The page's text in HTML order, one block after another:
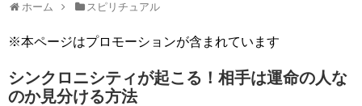
ホーム スピリチュアル
※本ページはプロモーションが含まれています
シンクロニシティが起こる！相手は運命の人な
のか見分ける方法